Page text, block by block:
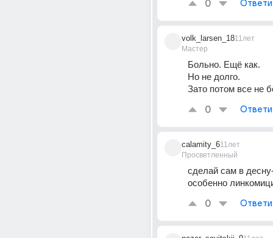
0
volk_larsen_18
Мастер
11лет
Больно. Ещё как.
Но не долго.
Зато потом все не
0
calamity_6
Просветленный
11лет
сделай сам в
особенно
0